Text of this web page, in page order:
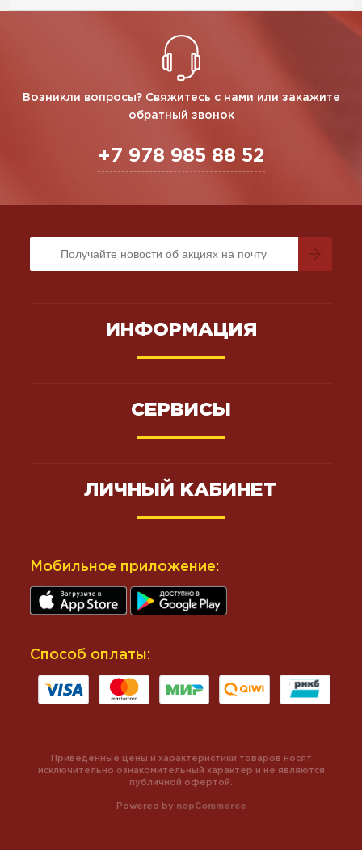
Возникли вопросы? Свяжитесь с нами или закажите
обратный звонок
+7 978 985 88 52
ИНФОРМАЦИЯ
СЕРВИСЫ
ЛИЧНЫЙ КАБИНЕТ
Мобильное приложение:
Способ оплаты:
Powered by nopCommerce
Приведённые цены и характеристики товаров носят
исключительно ознакомительный характер и не являются
публичной офертой.